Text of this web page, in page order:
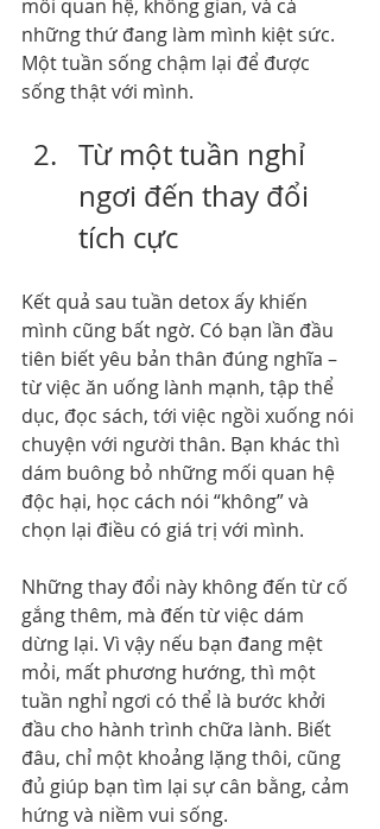
mối quan hệ, không gian, và cả
những thứ đang làm mình kiệt sức.
Một tuần sống chậm lại để được
sống thật với mình.
Từ một tuần nghỉ
ngơi đến thay đổi
tích cực
Kết quả sau tuần detox ấy khiến
mình cũng bất ngờ. Có bạn lần đầu
tiên biết yêu bản thân đúng nghĩa –
từ việc ăn uống lành mạnh, tập thể
dục, đọc sách, tới việc ngồi xuống nói
chuyện với người thân. Bạn khác thì
dám buông bỏ những mối quan hệ
độc hại, học cách nói “không” và
chọn lại điều có giá trị với mình.
Những thay đổi này không đến từ cố
gắng thêm, mà đến từ việc dám
dừng lại. Vì vậy nếu bạn đang mệt
mỏi, mất phương hướng, thì một
tuần nghỉ ngơi có thể là bước khởi
đầu cho hành trình chữa lành. Biết
đâu, chỉ một khoảng lặng thôi, cũng
đủ giúp bạn tìm lại sự cân bằng, cảm
hứng và niềm vui sống.